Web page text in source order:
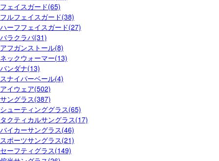
フェイスガード(65)
フルフェイスガード(38)
ハーフフェイスガード(27)
バラクラバ(31)
アフガンストール(8)
ネックウォーマー(13)
バンダナ(13)
スナイパーベール(4)
アイウェア(502)
サングラス(387)
シューティンググラス(65)
タクティカルサングラス(17)
バイカーサングラス(46)
スポーツサングラス(21)
セーフティグラス(149)